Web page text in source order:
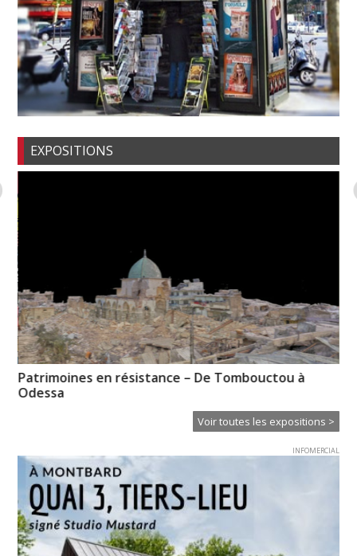
EXPOSITIONS
Patrimoines en résistance – De Tombouctou à
Odessa
Voir toutes les expositions >
INFOMERCIAL